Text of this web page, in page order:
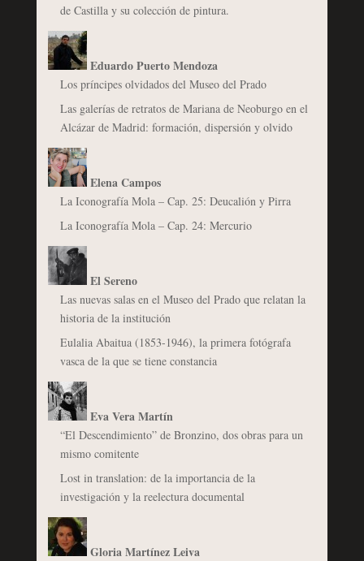
de Castilla y su colección de pintura.
Eduardo Puerto Mendoza
Los príncipes olvidados del Museo del Prado
Las galerías de retratos de Mariana de Neoburgo en el
Alcázar de Madrid: formación, dispersión y olvido
Elena Campos
La Iconografía Mola – Cap. 25: Deucalión y Pirra
La Iconografía Mola – Cap. 24: Mercurio
El Sereno
Las nuevas salas en el Museo del Prado que relatan la
historia de la institución
Eulalia Abaitua (1853-1946), la primera fotógrafa
vasca de la que se tiene constancia
Eva Vera Martín
“El Descendimiento” de Bronzino, dos obras para un
mismo comitente
Lost in translation: de la importancia de la
investigación y la reelectura documental
Gloria Martínez Leiva